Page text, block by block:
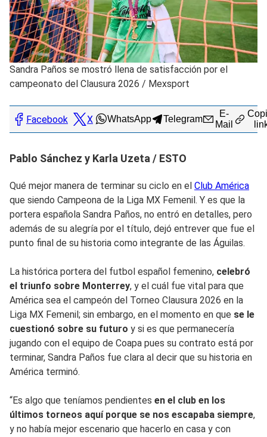
Sandra Paños se mostró llena de satisfacción por el
campeonato del Clausura 2026 / Mexsport
Facebook X WhatsApp Telegram
E-
Mail
Pablo Sánchez y Karla Uzeta / ESTO
Qué mejor manera de terminar su ciclo en el Club América
que siendo Campeona de la Liga MX Femenil. Y es que la
portera española Sandra Paños, no entró en detalles, pero
además de su alegría por el título, dejó entrever que fue el
punto final de su historia como integrante de las Águilas.
La histórica portera del futbol español femenino, celebró
el triunfo sobre Monterrey, y el cuál fue vital para que
América sea el campeón del Torneo Clausura 2026 en la
Liga MX Femenil; sin embargo, en el momento en que se le
cuestionó sobre su futuro y si es que permanecería
jugando con el equipo de Coapa pues su contrato está por
terminar, Sandra Paños fue clara al decir que su historia en
América terminó.
“Es algo que teníamos pendientes en el club en los
últimos torneos aquí porque se nos escapaba siempre,
y no había mejor escenario que hacerlo en casa y con